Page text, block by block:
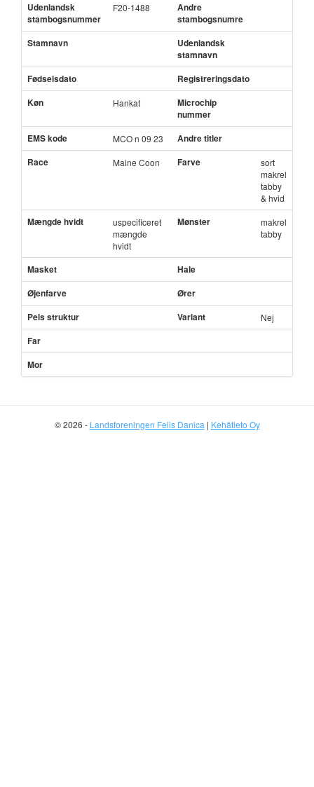
Udenlandsk
stambogsnummer
F20-1488
Andre
stambogsnumre
Stamnavn
Udenlandsk
stamnavn
Fødselsdato
Registreringsdato
Køn
Hankat
Microchip
nummer
EMS kode
MCO n 09 23
Andre titler
Race
Maine Coon Farve
sort
makrel
tabby
& hvid
Mængde hvidt
uspecificeret
mængde
hvidt
Mønster
makrel
tabby
Masket
Hale
Øjenfarve
Ører
Pels struktur
Variant Nej
Far
Mor
© 2026 - Landsforeningen Felis Danica | Kehätieto Oy